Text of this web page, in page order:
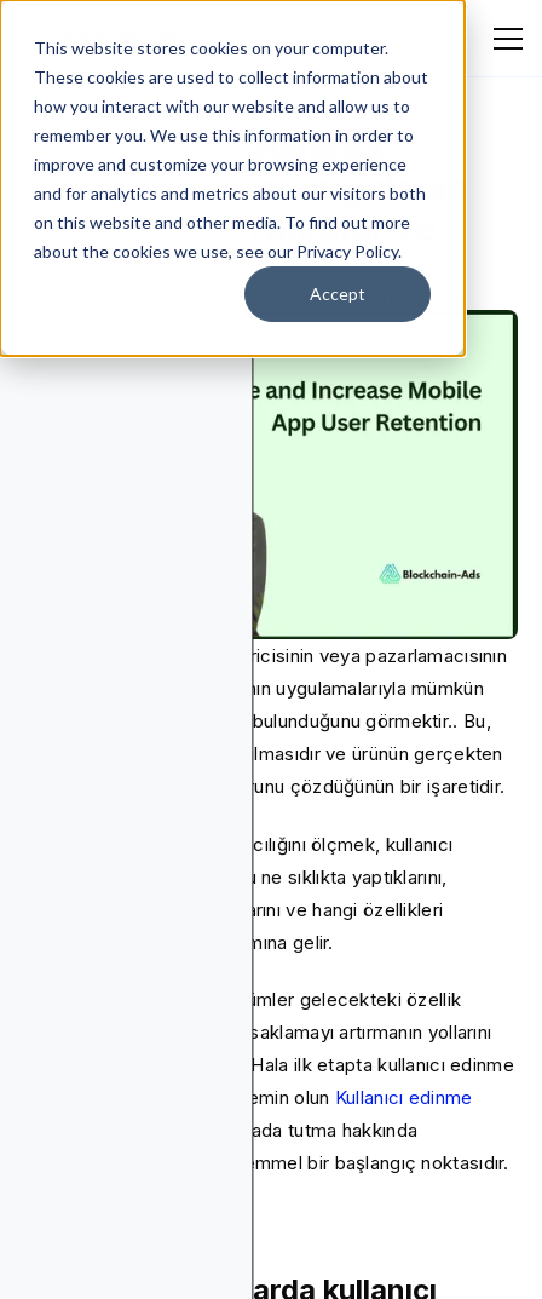
This website stores cookies on your computer.
These cookies are used to collect information about
how you interact with our website and allow us to
remember you. We use this information in order to
improve and customize your browsing experience
and for analytics and metrics about our visitors both
on this website and other media. To find out more
about the cookies we use, see our Privacy Policy.
Accept
Mobil uygulamalarda
kullanıcı tutma: uygulama
saklama nasıl ölçülür ve
artırılır
March 27, 2026 Genel Reklamcılık
Her mobil uygulama geliştiricisinin veya pazarlamacısının
amacı, daha fazla kullanıcının uygulamalarıyla mümkün
olduğunca sık etkileşimde bulunduğunu görmektir.. Bu,
uygulama kullanıcısının tutulmasıdır ve ürünün gerçekten
yararlı olduğunun ve bir sorunu çözdüğünün bir işaretidir.
Uygulamanızın kullanıcı kalıcılığını ölçmek, kullanıcı
oturum açma sayısını, bunu ne sıklıkta yaptıklarını,
uygulamanızdaki davranışlarını ve hangi özellikleri
kullandıklarını izlemek anlamına gelir.
Doğru yapıldığında, bu ölçümler gelecekteki özellik
güncellemeleri aracılığıyla saklamayı artırmanın yollarını
belirlemenize olanak tanır. Hala ilk etapta kullanıcı edinme
konusunda çalışıyorsanız, emin olun Kullanıcı edinme
. Burada tutma hakkında
öğrenecekleriniz için mükemmel bir başlangıç noktasıdır.
Mobil uygulamalarda kullanıcı